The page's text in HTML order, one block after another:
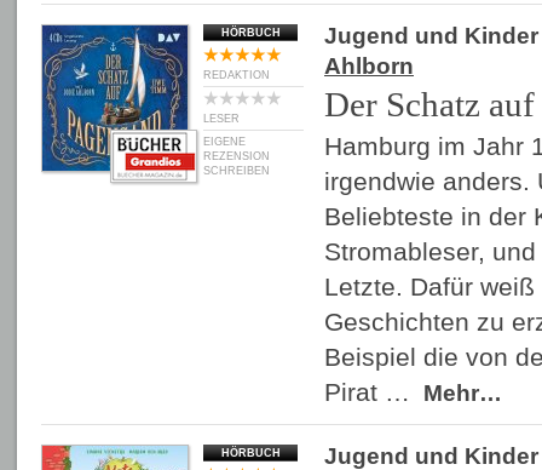
HÖRBUCH
REDAKTION
LESER
EIGENE
REZENSION
SCHREIBEN
Jugend und Kinder
Ahlborn
Der Schatz auf
Hamburg im Jahr
irgendwie anders.
Beliebteste in der
Stromableser,
Letzte. Dafür
Geschichten zu
Beispiel die von
Pirat …
Mehr…
HÖRBUCH Jugend und Kinder